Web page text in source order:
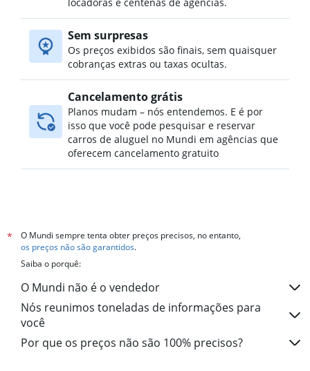
Sem surpresas
Os preços exibidos são finais, sem quaisquer
cobranças extras ou taxas ocultas.
Cancelamento grátis
Planos mudam – nós entendemos. E é por
isso que você pode pesquisar e reservar
carros de aluguel no Mundi em agências que
oferecem cancelamento gratuito
*
O Mundi sempre tenta obter preços precisos, no entanto,
os preços não são garantidos.
Saiba o porquê:
O Mundi não é o vendedor
Nós reunimos toneladas de informações para
você
Por que os preços não são 100% precisos?